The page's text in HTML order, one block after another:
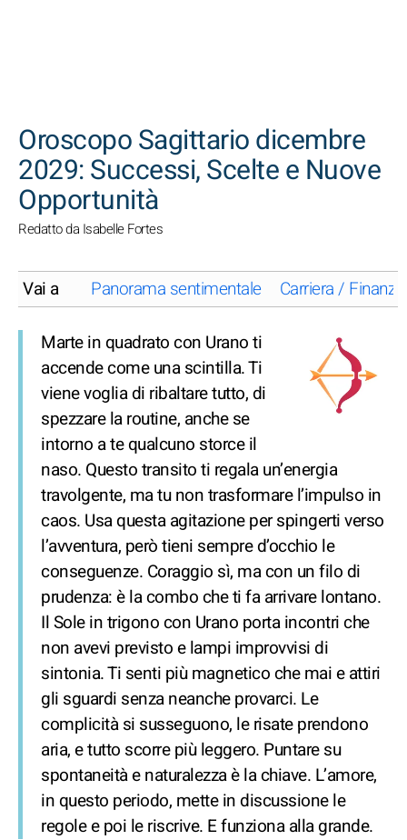
Oroscopo Sagittario dicembre
2029: Successi, Scelte e Nuove
Opportunità
Redatto da Isabelle Fortes
Vai a Panorama sentimentale Carriera / Finanze
Marte in quadrato con Urano ti
accende come una scintilla. Ti
viene voglia di ribaltare tutto, di
spezzare la routine, anche se
intorno a te qualcuno storce il
naso. Questo transito ti regala un’energia
travolgente, ma tu non trasformare l’impulso in
caos. Usa questa agitazione per spingerti verso
l’avventura, però tieni sempre d’occhio le
conseguenze. Coraggio sì, ma con un filo di
prudenza: è la combo che ti fa arrivare lontano.
Il Sole in trigono con Urano porta incontri che
non avevi previsto e lampi improvvisi di
sintonia. Ti senti più magnetico che mai e attiri
gli sguardi senza neanche provarci. Le
complicità si susseguono, le risate prendono
aria, e tutto scorre più leggero. Puntare su
spontaneità e naturalezza è la chiave. L’amore,
in questo periodo, mette in discussione le
regole e poi le riscrive. E funziona alla grande.